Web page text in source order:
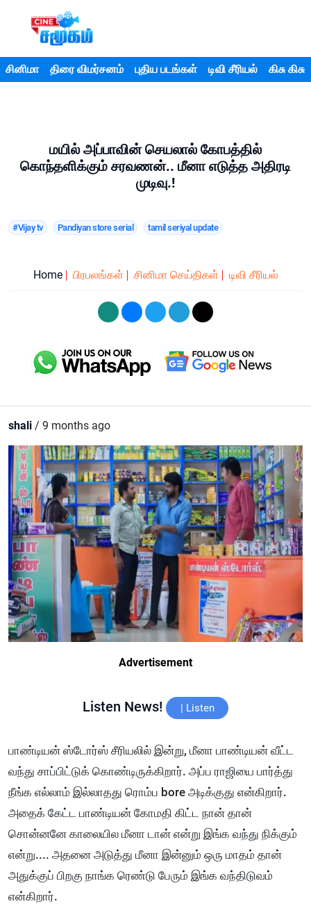
சினிமா திரை விமர்சனம் புதிய படங்கள் டிவி சீரியல் கிசு கிசு
மயில் அப்பாவின் செயலால் கோபத்தில்
கொந்தளிக்கும் சரவணன்.. மீனா எடுத்த அதிரடி
முடிவு.!
#Vijay tv Pandiyan store serial tamil seriyal update
Home பிரபலங்கள் சினிமா செய்திகள் டிவி சீரியல்
shali / 9 months ago
Advertisement
Listen News! | Listen
பாண்டியன் ஸ்டோர்ஸ் சீரியலில் இன்று, மீனா பாண்டியன் வீட்ட
வந்து சாப்பிட்டுக் கொண்டிருக்கிறார். அப்ப ராஜியை பார்த்து
நீங்க எல்லாம் இல்லாதது ரொம்ப bore அடிக்குது என்கிறார்.
அதைக் கேட்ட பாண்டியன் கோமதி கிட்ட நான் தான்
சொன்னனே காலையில மீனா டான் என்று இங்க வந்து நிக்கும்
என்று.... அதனை அடுத்து மீனா இன்னும் ஒரு மாதம் தான்
அதுக்குப் பிறகு நாங்க ரெண்டு பேரும் இங்க வந்திடுவம்
என்கிறார்.